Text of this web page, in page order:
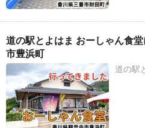
道の駅とよはま おーしゃん食
市豊浜町
道の駅